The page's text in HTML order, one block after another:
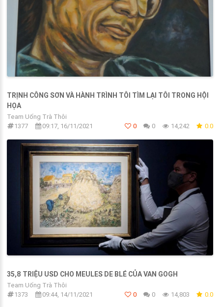
TRỊNH CÔNG SƠN VÀ HÀNH TRÌNH TÔI TÌM LẠI TÔI TRONG HỘI
HỌA
Team Uống Trà Thôi
1377
09:17, 16/11/2021 0 0 14,242 0.0
35,8 TRIỆU USD CHO MEULES DE BLÉ CỦA VAN GOGH
Team Uống Trà Thôi
1373
09:44, 14/11/2021 0 0 14,803 0.0